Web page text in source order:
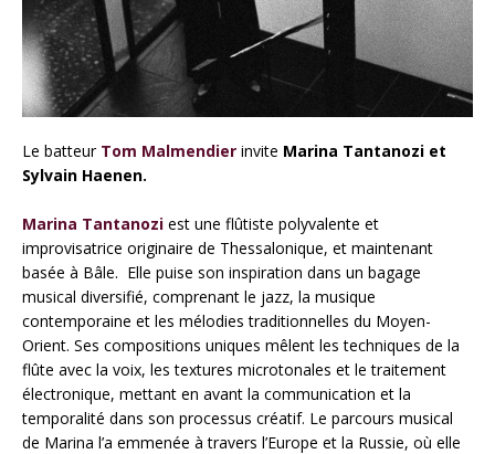
Le batteur Tom Malmendier invite Marina Tantanozi et
Sylvain Haenen.
Marina Tantanozi est une flûtiste polyvalente et
improvisatrice originaire de Thessalonique, et maintenant
basée à Bâle. Elle puise son inspiration dans un bagage
musical diversifié, comprenant le jazz, la musique
contemporaine et les mélodies traditionnelles du Moyen-
Orient. Ses compositions uniques mêlent les techniques de la
flûte avec la voix, les textures microtonales et le traitement
électronique, mettant en avant la communication et la
temporalité dans son processus créatif. Le parcours musical
de Marina l’a emmenée à travers l’Europe et la Russie, où elle